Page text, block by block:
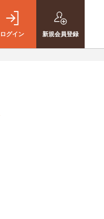
ログイン 新規会員登録